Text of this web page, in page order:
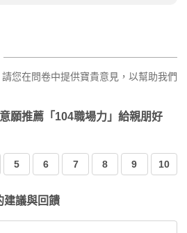
您在問卷中提供寶貴意見，以幫助我們
願推薦「104職場力」給親朋好
5 6 7 8 9 10
建議與回饋